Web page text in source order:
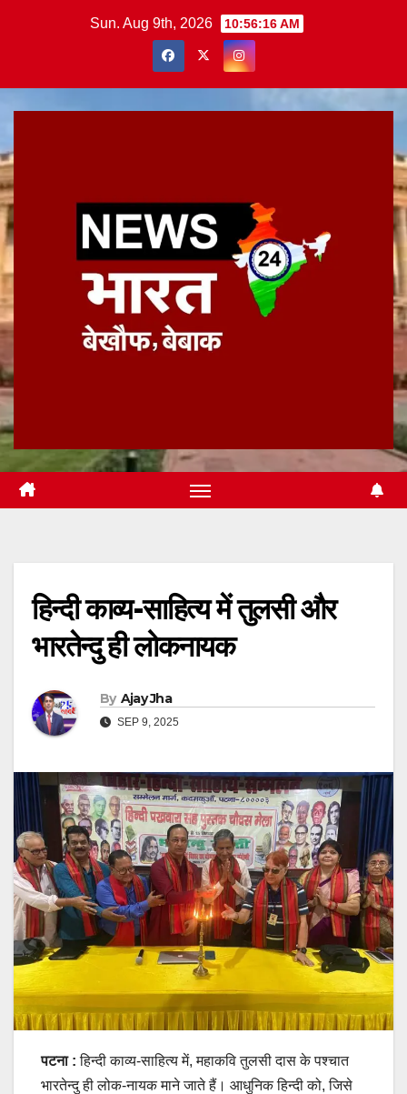
Sun. Aug 9th, 2026 10:56:17 AM
हिन्दी काव्य-साहित्य में तुलसी और
भारतेन्दु ही लोकनायक
By Ajay Jha
SEP 9, 2025
पटना : हिन्दी काव्य-साहित्य में, महाकवि तुलसी दास के पश्चात
भारतेन्दु ही लोक-नायक माने जाते हैं। आधुनिक हिन्दी को, जिसे